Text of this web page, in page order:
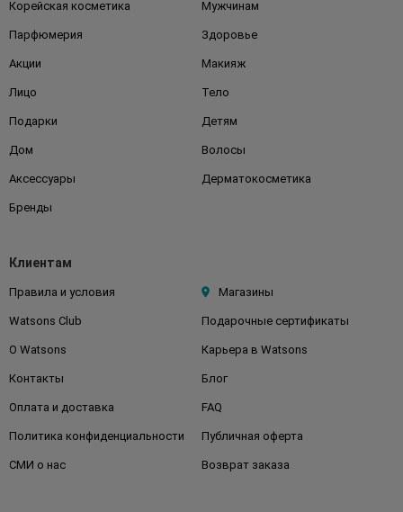
Корейская косметика Мужчинам
Парфюмерия Здоровье
Акции Макияж
Лицо Тело
Подарки Детям
Дом Волосы
Аксессуары Дерматокосметика
Бренды
Клиентам
Правила и условия Магазины
Watsons Club Подарочные сертификаты
О Watsons Карьера в Watsons
Контакты Блог
Оплата и доставка FAQ
Политика конфиденциальности Публичная оферта
СМИ о нас Возврат заказа